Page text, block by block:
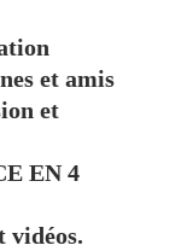
et amis
et
EN 4
vidéos.